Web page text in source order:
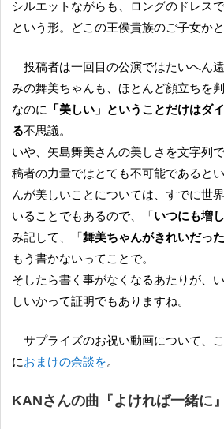
シルエットながらも、ロングのドレス
という形。どこの王侯貴族のご子女かと
投稿者は一回目の公演ではたいへん遠い席で、天女の微笑
みの舞美ちゃんも、ほとんど顔立ちを
なのに
「美しい」ということだけはダ
る不思議。
いや、矢島舞美さんの美しさを文字列
稿者の力量ではとても不可能であると
んが美しいことについては、すでに世
いることでもあるので、「いつにも増
み記して、「舞美ちゃんがきれいだっ
もう書かないってことで。
そしたら書く事がなくなるあたりが、
しいかって証明でもありますね。
サプライズのお祝い動画について、このセクションの末尾
におまけの余談を。
KANさんの曲『よければ一緒に』